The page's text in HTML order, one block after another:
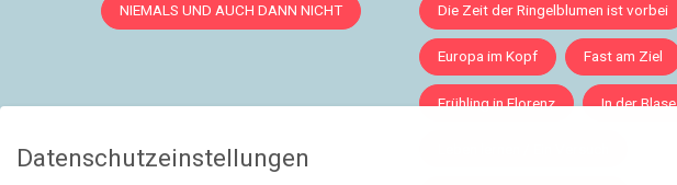
NIEMALS UND AUCH DANN NICHT Die Zeit der Ringelblumen ist vorbei
Europa im Kopf Fast am Ziel
Frühling in Florenz In der Blase
Datenschutzeinstellungen